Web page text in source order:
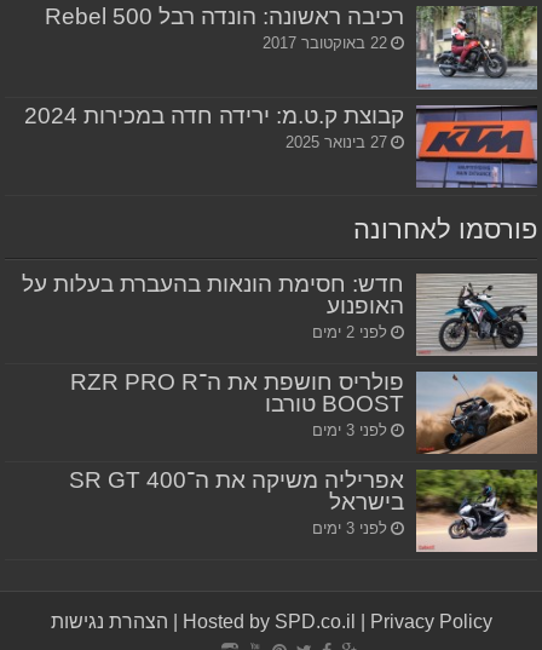
רכיבה ראשונה: הונדה רבל 500 Rebel
22 באוקטובר 2017
קבוצת ק.ט.מ: ירידה חדה במכירות 2024
27 בינואר 2025
פורסמו לאחרונה
חדש: חסימת הונאות בהעברת בעלות על
האופנוע
לפני 2 ימים
פולריס חושפת את ה־RZR PRO R
BOOST טורבו
לפני 3 ימים
אפריליה משיקה את ה־SR GT 400
בישראל
לפני 3 ימים
Hosted by SPD.co.il Privacy Policy הצהרת נגישות